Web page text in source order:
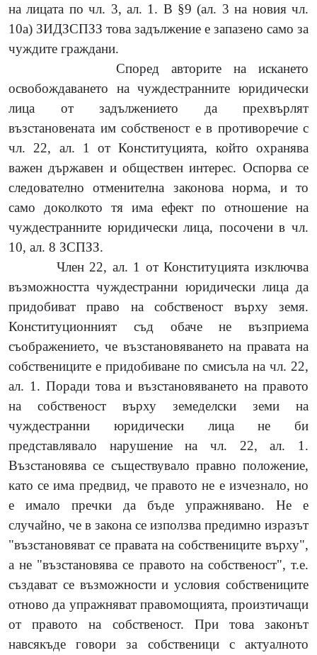
на лицата по чл. 3, ал. 1. В §9 (ал. 3 на новия чл.
10а) ЗИДЗСПЗЗ това задължение е запазено само за
чуждите граждани.
Според авторите на искането
освобождаването на чуждестранните юридически
лица от задължението да прехвърлят
възстановената им собственост е в противоречие с
чл. 22, ал. 1 от Конституцията, който охранява
важен държавен и обществен интерес. Оспорва се
следователно отменителна законова норма, и то
само доколкото тя има ефект по отношение на
чуждестранните юридически лица, посочени в чл.
10, ал. 8 ЗСПЗЗ.
Член 22, ал. 1 от Конституцията изключва
възможността чуждестранни юридически лица да
придобиват право на собственост върху земя.
Конституционният съд обаче не възприема
съображението, че възстановяването на правата на
собствениците е придобиване по смисъла на чл. 22,
ал. 1. Поради това и възстановяването на правото
на собственост върху земеделски земи на
чуждестранни юридически лица не би
представлявало нарушение на чл. 22, ал. 1.
Възстановява се съществувало правно положение,
като се има предвид, че правото не е изчезнало, но
е имало пречки да бъде упражнявано. Не е
случайно, че в закона се използва предимно изразът
"възстановяват се правата на собствениците върху",
а не "възстановява се правото на собственост", т.е.
създават се възможности и условия собствениците
отново да упражняват правомощията, произтичащи
от правото на собственост. При това законът
навсякъде говори за собственици с актуалното